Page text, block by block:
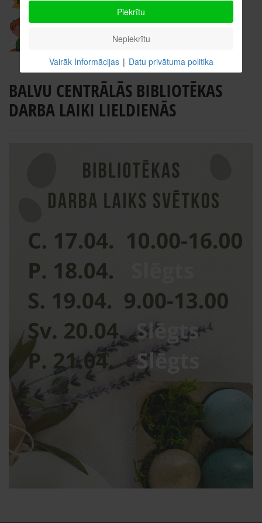
BALVU CENTRĀLĀS BIBLIOTĒKAS
DARBA LAIKI LIELDIENĀS
Piekrītu
Nepiekrītu
Vairāk Informācijas | Datu privātuma politika